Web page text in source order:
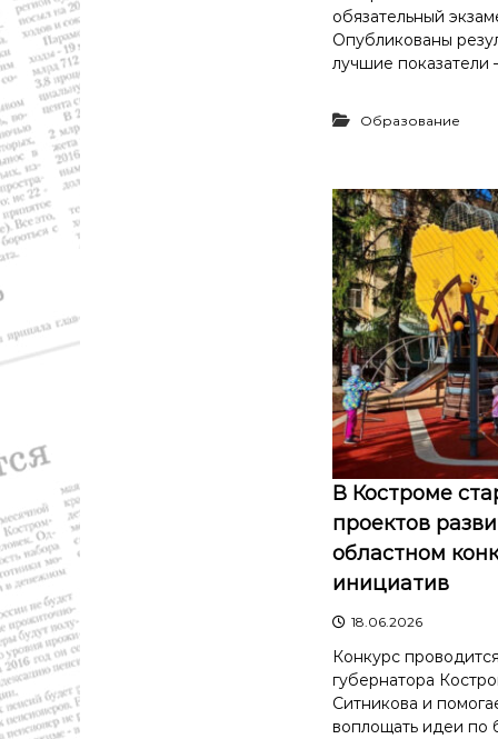
а
,
с
о
обязательный
Опубликованы
лучшие показатели
Образование
В Костроме
проектов
областном
инициатив
18.06.2026
Конкурс
губернатора
Ситникова и
воплощать идеи по